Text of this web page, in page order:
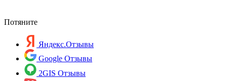
Потяните
Яндекс.Отзывы
Google Отзывы
2GIS Отзывы